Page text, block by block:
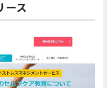
ース